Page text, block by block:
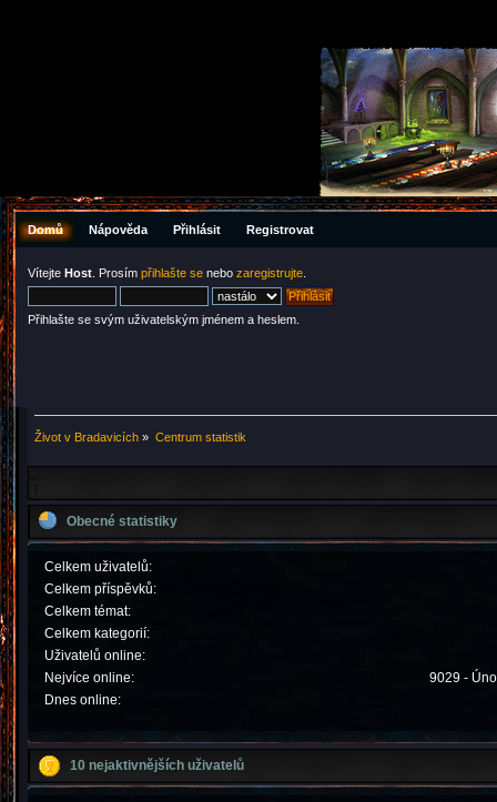
Domů Nápověda Přihlásit Registrovat
Vítejte Host . Prosím přihlašte se nebo zaregistrujte
Přihlašte se svým uživatelským jménem a heslem.
Život v Bradavicích » Centrum statistik
Obecné statistiky
Celkem uživatelů:
Celkem příspěvků:
Celkem témat:
Celkem kategorií:
Uživatelů online:
Nejvíce online:
9029 -
Dnes online:
10 nejaktivnějších uživatelů